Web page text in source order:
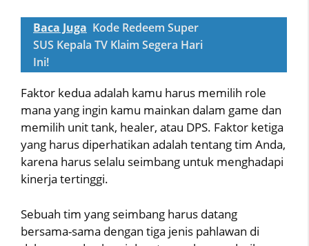
Baca Juga Kode Redeem Super
SUS Kepala TV Klaim Segera Hari
Ini!
Faktor kedua adalah kamu harus memilih role
mana yang ingin kamu mainkan dalam game dan
memilih unit tank, healer, atau DPS. Faktor ketiga
yang harus diperhatikan adalah tentang tim Anda,
karena harus selalu seimbang untuk menghadapi
kinerja tertinggi.
Sebuah tim yang seimbang harus datang
bersama-sama dengan tiga jenis pahlawan di